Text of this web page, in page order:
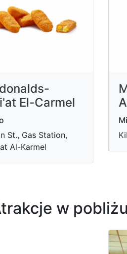
El-Carmel
St., Gas Station,
Al-Karmel
w